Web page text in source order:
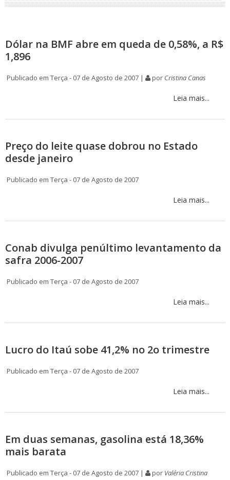
Dólar na BMF abre em queda de 0,58%, a R$
1,896
Publicado em Terça - 07 de Agosto de 2007 | por Cristina Canas
Leia mais...
Preço do leite quase dobrou no Estado
desde janeiro
Publicado em Terça - 07 de Agosto de 2007
Leia mais...
Conab divulga penúltimo levantamento da
safra 2006-2007
Publicado em Terça - 07 de Agosto de 2007
Leia mais...
Lucro do Itaú sobe 41,2% no 2o trimestre
Publicado em Terça - 07 de Agosto de 2007
Leia mais...
Em duas semanas, gasolina está 18,36%
mais barata
Publicado em Terça - 07 de Agosto de 2007 | por Valéria Cristina